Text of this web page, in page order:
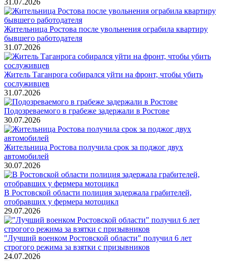
Жительница Ростова после увольнения ограбила квартиру
бывшего работодателя
31.07.2026
Житель Таганрога собирался уйти на фронт, чтобы убить
сослуживцев
31.07.2026
Подозреваемого в грабеже задержали в Ростове
30.07.2026
Жительница Ростова получила срок за поджог двух
автомобилей
30.07.2026
В Ростовской области полиция задержала грабителей,
отобравших у фермера мотоцикл
29.07.2026
"Лучший военком Ростовской области" получил 6 лет
строгого режима за взятки с призывников
24.07.2026